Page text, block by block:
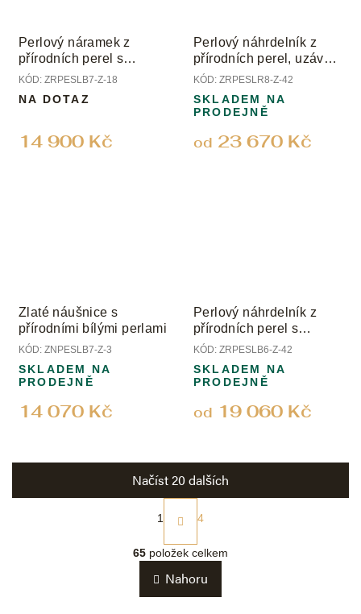
Perlový náramek z
přírodních perel s
uzávěrem ze žlutého
KÓD: ZRPESLB7-Z-18
14 900 Kč
NA DOTAZ
Perlový náhrdelník z
přírodních perel, uzávěr
žluté zlato, perly 8 mm
KÓD: ZRPESLR8-Z-42
od 23 670 Kč
SKLADEM NA
PRODEJNĚ
Zlaté náušnice s
přírodními bílými perlami
KÓD: ZNPESLB7-Z-3
14 070 Kč
SKLADEM NA
PRODEJNĚ
Perlový náhrdelník z
přírodních perel s
uzávěrem ze žlutého
KÓD: ZRPESLB6-Z-42
od 19 060 Kč
SKLADEM NA
PRODEJNĚ
v
l
á
d
Načíst 20 dalších
S
t
á
n
k
1 4
65 položek celkem
Nahoru